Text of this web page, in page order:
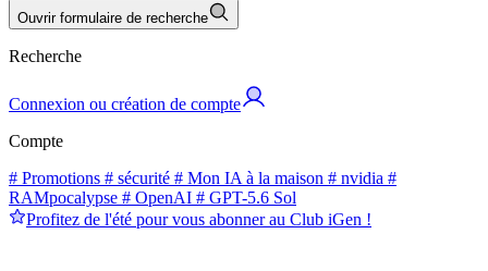
Ouvrir formulaire de recherche
Recherche
Connexion ou création de compte
Compte
# Promotions # sécurité # Mon IA à la maison # nvidia #
RAMpocalypse # OpenAI # GPT-5.6 Sol
Profitez de l'été pour vous abonner au Club iGen !